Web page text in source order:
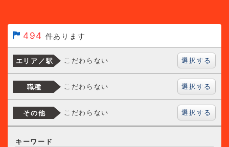
494 件あります
エリア／駅 こだわらない 選択する
職種 こだわらない 選択する
その他 こだわらない 選択する
キーワード